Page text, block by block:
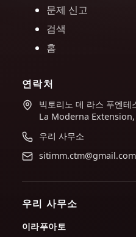
문제 신고
검색
홈
연락처
빅토리노 데 라스 푸엔테
La Moderna Extension,
우리 사무소
sitimm.ctm@gmail.com
우리 사무소
이라푸아토